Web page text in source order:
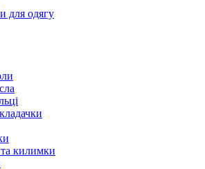
для одягу
килимки